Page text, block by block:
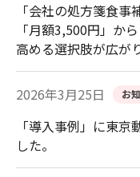
「会社の処方箋食
「月額3,500円」か
高める選択肢が広が
2026年3月25日 お
「導入事例」に東
した。